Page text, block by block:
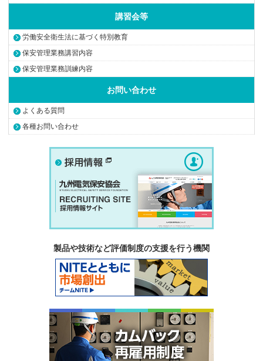
講習会等
労働安全衛生法に基づく特別教育
保安管理業務講習内容
保安管理業務訓練内容
お問い合わせ
よくある質問
各種お問い合わせ
製品や技術など評価制度の支援を行う機関